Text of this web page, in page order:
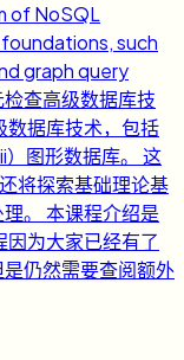
of NoSQL
such
graph query
查高级数据库技
数据库技术，包括
）图形数据库。 这
将探索基础理论基
。 本课程介绍是
为大家已经有了
仍然需要查阅额外